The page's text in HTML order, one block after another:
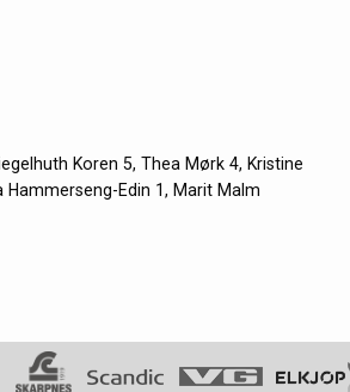
Koren 5, Thea Mørk 4, Kristine
Edin 1, Marit Malm